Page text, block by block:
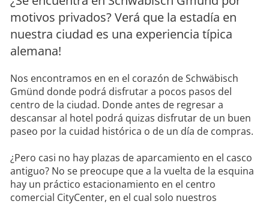
motivos privados? Verá que la estadía en
nuestra ciudad es una experiencia típica
alemana!
Nos encontramos en en el corazón de Schwäbisch
Gmünd donde podrá disfrutar a pocos pasos del
centro de la ciudad. Donde antes de regresar a
descansar al hotel podrá quizas disfrutar de un buen
paseo por la cuidad histórica o de un día de compras.
¿Pero casi no hay plazas de aparcamiento en el casco
antiguo? No se preocupe que a la vuelta de la esquina
hay un práctico estacionamiento en el centro
comercial CityCenter, en el cual solo nuestros